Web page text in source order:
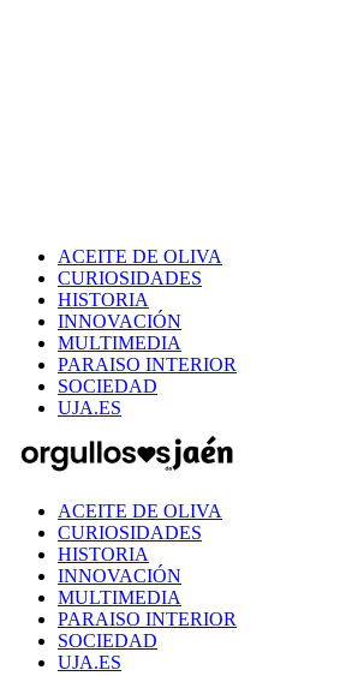
ACEITE DE OLIVA
CURIOSIDADES
HISTORIA
INNOVACIÓN
MULTIMEDIA
PARAISO INTERIOR
SOCIEDAD
UJA.ES
ACEITE DE OLIVA
CURIOSIDADES
HISTORIA
INNOVACIÓN
MULTIMEDIA
PARAISO INTERIOR
SOCIEDAD
UJA.ES